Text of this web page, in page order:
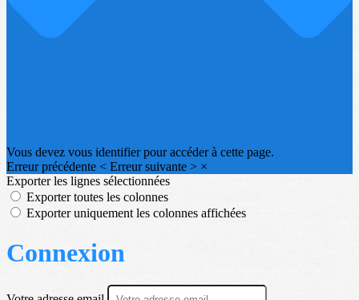
Vous devez vous identifier pour accéder à cette page.
Erreur précédente < Erreur suivante > ×
Exporter les lignes sélectionnées
Exporter toutes les colonnes
Exporter uniquement les colonnes affichées
Connexion